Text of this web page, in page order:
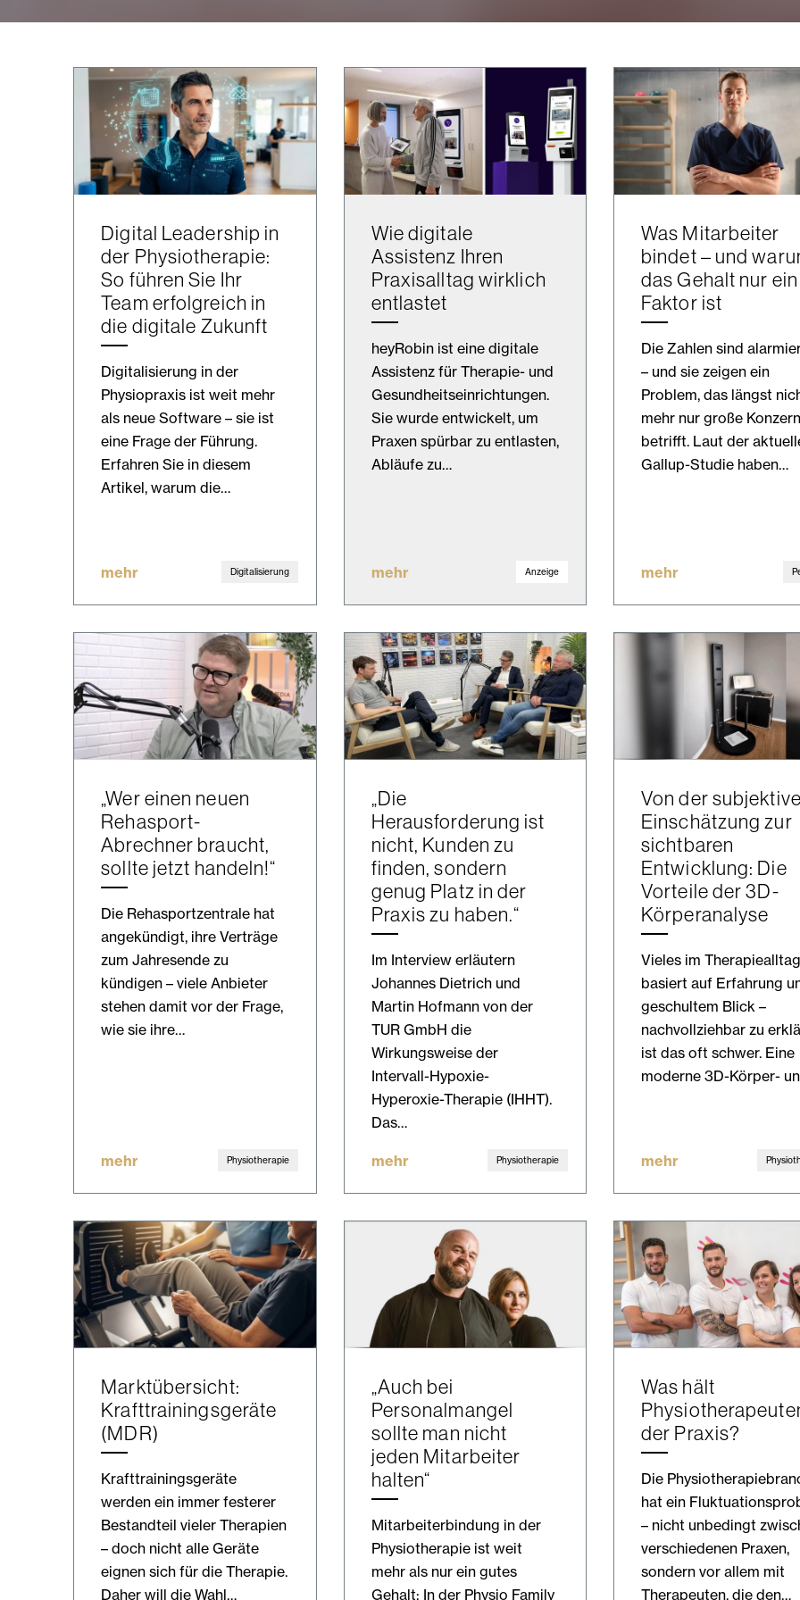
Digital Leadership in
der Physiotherapie:
So führen Sie Ihr
Team erfolgreich in
die digitale Zukunft
Digitalisierung in der
Physiopraxis ist weit mehr
als neue Software – sie ist
eine Frage der Führung.
Erfahren Sie in diesem
Artikel, warum die…
mehr Digitalisierung
Wie digitale
Assistenz Ihren
Praxisalltag wirklich
entlastet
heyRobin ist eine digitale
Assistenz für Therapie- und
Gesundheitseinrichtungen.
Sie wurde entwickelt, um
Praxen spürbar zu entlasten,
Abläufe zu…
mehr Anzeige
Was Mitarbeiter
bindet – und
das Gehalt nur ein
Faktor ist
Die Zahlen sind
– und sie zeigen ein
Problem, das längst
mehr nur große
betrifft. Laut der
Gallup-Studie haben…
mehr
„Wer einen neuen
Rehasport-
Abrechner braucht,
sollte jetzt handeln!“
Die Rehasportzentrale hat
angekündigt, ihre Verträge
zum Jahresende zu
kündigen – viele Anbieter
stehen damit vor der Frage,
wie sie ihre…
mehr Physiotherapie
„Die
Herausforderung ist
nicht, Kunden zu
finden, sondern
genug Platz in der
Praxis zu haben.“
Im Interview erläutern
Johannes Dietrich und
Martin Hofmann von der
TUR GmbH die
Wirkungsweise der
Intervall-Hypoxie-
Hyperoxie-Therapie (IHHT).
Das…
mehr Physiotherapie
Von der
Einschätzung zur
sichtbaren
Entwicklung: Die
Vorteile der 3D-
Körperanalyse
Vieles im Therapiealltag
basiert auf Erfahrung
geschultem Blick –
nachvollziehbar zu
ist das oft schwer. Eine
moderne 3D-Körper-
mehr
Marktübersicht:
Krafttrainingsgeräte
(MDR)
Krafttrainingsgeräte
werden ein immer festerer
Bestandteil vieler Therapien
– doch nicht alle Geräte
eignen sich für die Therapie.
Daher will die Wahl…
„Auch bei
Personalmangel
sollte man nicht
jeden Mitarbeiter
halten“
Mitarbeiterbindung in der
Physiotherapie ist weit
mehr als nur ein gutes
Gehalt: In der Physio Family
Was hält
der Praxis?
Die
hat ein
– nicht unbedingt
verschiedenen Praxen,
sondern vor allem mit
Therapeuten, die den…